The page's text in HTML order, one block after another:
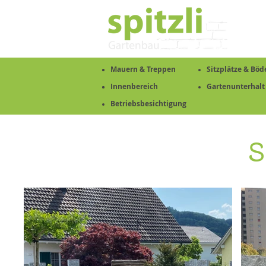
Mauern & Treppen
Innenbereich
Sitzplätze &
Gartenunterhalt
Mauern & Treppen
Innenbereich
Betriebsbesichtigung
Sitzplätze &
Gartenunterhalt